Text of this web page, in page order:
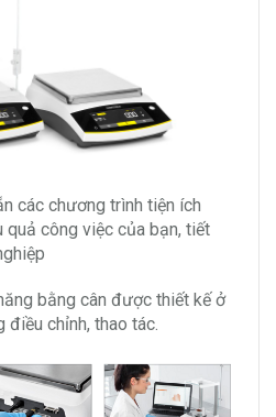
các chương trình tiện ích
quả công việc của bạn, tiết
bằng cân được thiết kế ở
chỉnh, thao tác.